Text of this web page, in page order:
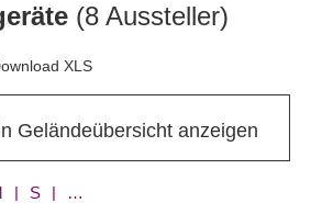
(8 Aussteller)
XLS
Geländeübersicht anzeigen
| W | X